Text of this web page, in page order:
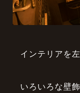
インテリアを
いろいろな壁